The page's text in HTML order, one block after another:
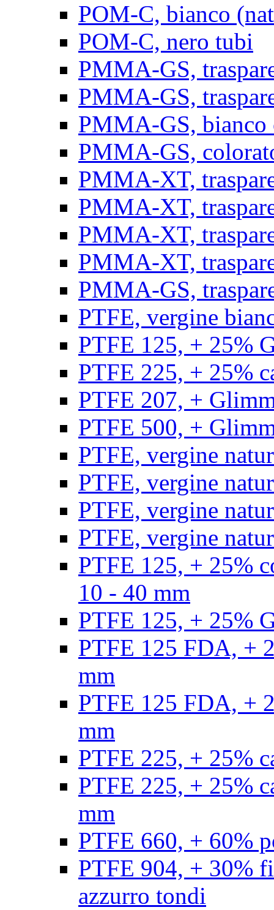
POM-C, bianco
POM-C, nero tubi
PMMA-GS,
PMMA-GS,
PMMA-GS, bianco
PMMA-GS,
PMMA-XT,
PMMA-XT,
PMMA-XT,
PMMA-XT,
PMMA-GS,
PTFE, vergine
PTFE 125, + 25%
PTFE 225, + 25%
PTFE 207, +
PTFE 500, +
PTFE, vergine
PTFE, vergine
PTFE, vergine
PTFE, vergine
PTFE 125, + 25%
10 - 40 mm
PTFE 125, + 25%
PTFE 125 FDA, +
mm
PTFE 125 FDA, +
mm
PTFE 225, + 25%
PTFE 225, + 25%
mm
PTFE 660, + 60%
PTFE 904, + 30%
azzurro tondi